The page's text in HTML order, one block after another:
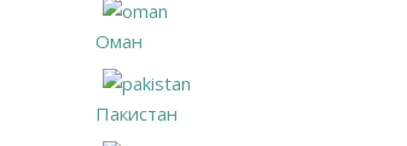
Оман
Пакистан